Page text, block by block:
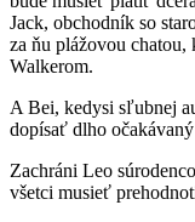
Jack, obchodník so
za ňu plážovou
Walkerom.
A Bei, kedysi sľubnej
dopísať dlho
Zachráni Leo
všetci musieť